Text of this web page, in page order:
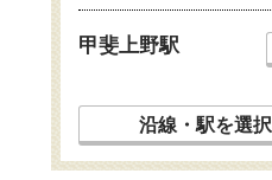
甲斐上野駅
沿線・駅を選択